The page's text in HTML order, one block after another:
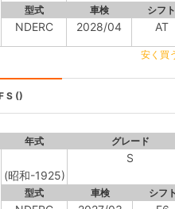
型式 車検 シフト
NDERC 2028/04 AT
安く買
S ()
年式 グレード
(昭和-1925)
S
型式 車検 シフト